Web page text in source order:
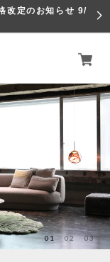
改定のお知らせ 9/
01 02 03